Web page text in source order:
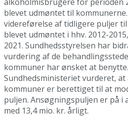
blevet udmøntet til
videreførelse af tidligere puljer
blevet udmøntet i hhv. 2012-
2021. Sundhedsstyrelsen har
vurdering af de
kommuner har ønsket at
Sundhedsministeriet vurderet, at
kommuner er berettiget til at
puljen. Ansøgningspuljen er på i
med 13,4 mio. kr. årligt.